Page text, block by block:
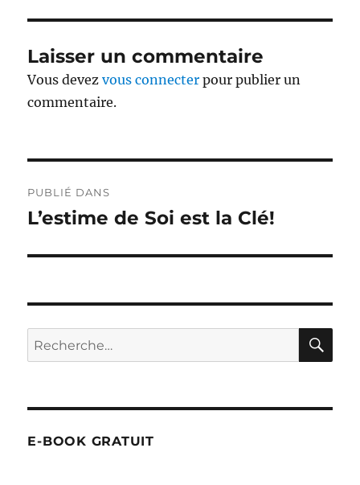
Laisser un commentaire
Vous devezvous connecter pour publier un
commentaire.
de
PUBLIÉ DANS
L’estime de Soi est la Clé!
Recherche
pour :
E-BOOK GRATUIT